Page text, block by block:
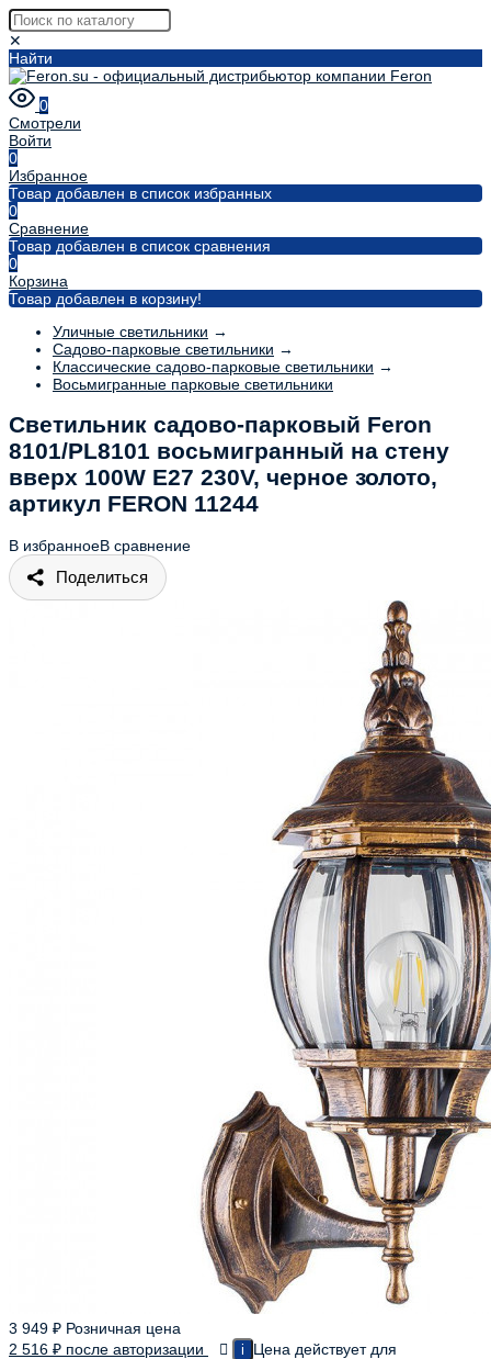
✕
Найти
0
Смотрели
Войти
0
Избранное
Товар добавлен в список избранных
0
Сравнение
Товар добавлен в список сравнения
0
Корзина
Товар добавлен в корзину!
Уличные светильники →
Садово-парковые светильники →
Классические садово-парковые светильники →
Восьмигранные парковые светильники
Светильник садово-парковый Feron
8101/PL8101 восьмигранный на стену
вверх 100W E27 230V, черное золото,
артикул FERON 11244
В избранноеВ сравнение
Поделиться
3 949 ₽ Розничная цена
2 516 ₽ после авторизации i
Цена действует для